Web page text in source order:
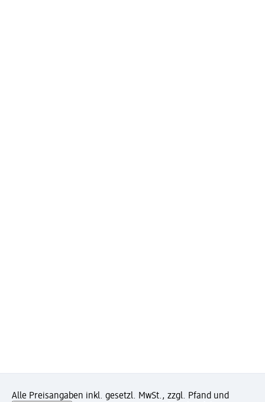
Alle Preisangaben inkl. gesetzl. MwSt., zzgl. Pfand und